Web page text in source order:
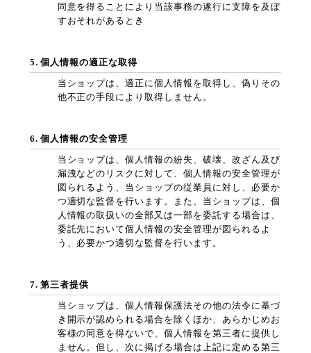
同意を得ることにより当該事務の遂行に支障を及ぼ
すおそれがあるとき
5. 個人情報の適正な取得
当ショップは、適正に個人情報を取得し、偽りその
他不正の手段により取得しません。
6. 個人情報の安全管理
当ショップは、個人情報の紛失、破壊、改ざん及び
漏洩などのリスクに対して、個人情報の安全管理が
図られるよう、当ショップの従業員に対し、必要か
つ適切な監督を行います。また、当ショップは、個
人情報の取扱いの全部又は一部を委託する場合は、
委託先において個人情報の安全管理が図られるよ
う、必要かつ適切な監督を行います。
7. 第三者提供
当ショップは、個人情報保護法その他の法令に基づ
き開示が認められる場合を除くほか、あらかじめお
客様の同意を得ないで、個人情報を第三者に提供し
ません。但し、次に掲げる場合は上記に定める第三